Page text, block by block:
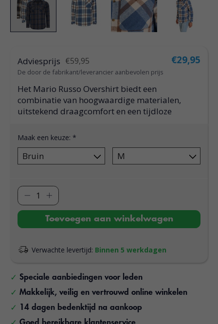
Adviesprijs €59,95
De door de fabrikant/leverancier aanbevolen prijs
€29,95
Het Mario Russo Overshirt biedt een
combinatie van hoogwaardige materialen,
uitstekend draagcomfort en een tijdloze
Maak een keuze:*
Toevoegen aan winkelwagen
Verwachte levertijd: Binnen 5 werkdagen
Speciale aanbiedingen voor leden
Makkelijk, veilig en vertrouwd online winkelen
14 dagen bedenktijd na aankoop